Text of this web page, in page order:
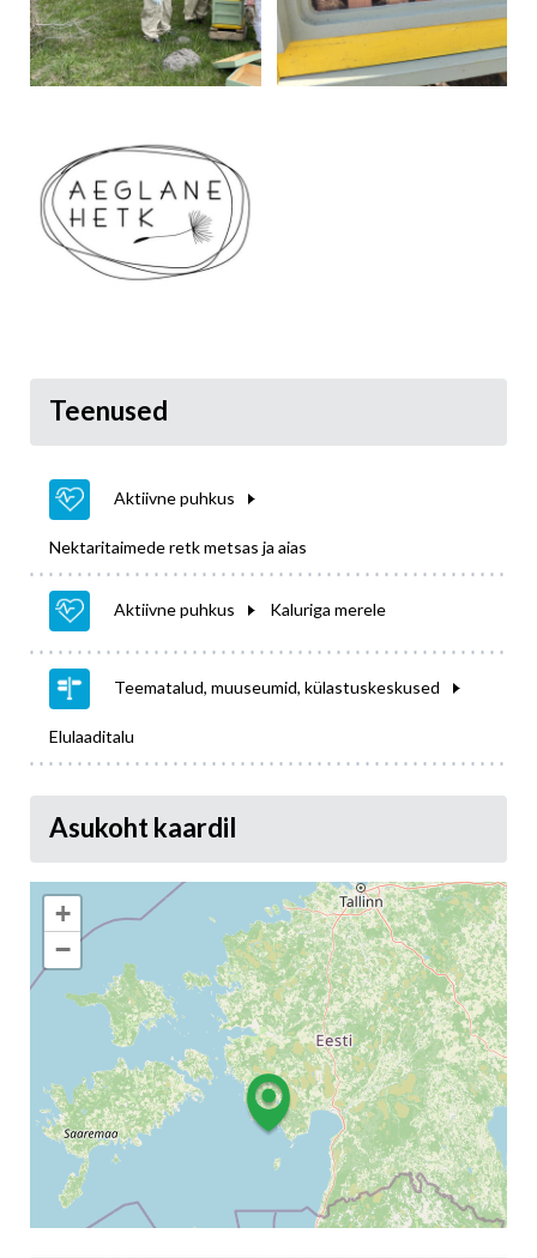
Teenused
Aktiivne puhkus
Nektaritaimede retk metsas ja aias
Aktiivne puhkus Kaluriga merele
Teematalud, muuseumid, külastuskeskused
Elulaaditalu
Asukoht kaardil
+
−